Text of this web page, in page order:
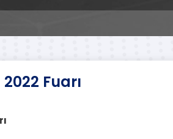
Fuarı